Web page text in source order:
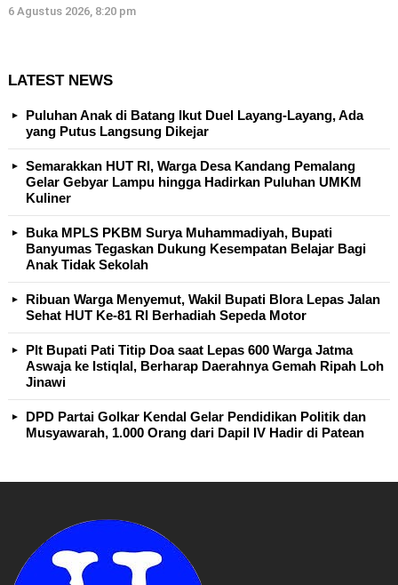
6 Agustus 2026, 8:20 pm
LATEST NEWS
Puluhan Anak di Batang Ikut Duel Layang-Layang, Ada
yang Putus Langsung Dikejar
Semarakkan HUT RI, Warga Desa Kandang Pemalang
Gelar Gebyar Lampu hingga Hadirkan Puluhan UMKM
Kuliner
Buka MPLS PKBM Surya Muhammadiyah, Bupati
Banyumas Tegaskan Dukung Kesempatan Belajar Bagi
Anak Tidak Sekolah
Ribuan Warga Menyemut, Wakil Bupati Blora Lepas Jalan
Sehat HUT Ke-81 RI Berhadiah Sepeda Motor
Plt Bupati Pati Titip Doa saat Lepas 600 Warga Jatma
Aswaja ke Istiqlal, Berharap Daerahnya Gemah Ripah Loh
Jinawi
DPD Partai Golkar Kendal Gelar Pendidikan Politik dan
Musyawarah, 1.000 Orang dari Dapil IV Hadir di Patean